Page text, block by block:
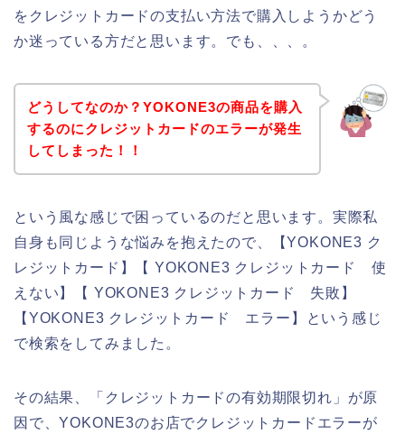
をクレジットカードの支払い方法で購入しようかどう
か迷っている方だと思います。でも、、、。
どうしてなのか？YOKONE3の商品を購入
するのにクレジットカードのエラーが発生
してしまった！！
という風な感じで困っているのだと思います。実際私
自身も同じような悩みを抱えたので、【YOKONE3 ク
レジットカード】【 YOKONE3 クレジットカード 使
えない】【 YOKONE3 クレジットカード 失敗】
【YOKONE3 クレジットカード エラー】という感じ
で検索をしてみました。
その結果、「クレジットカードの有効期限切れ」が原
因で、YOKONE3のお店でクレジットカードエラーが